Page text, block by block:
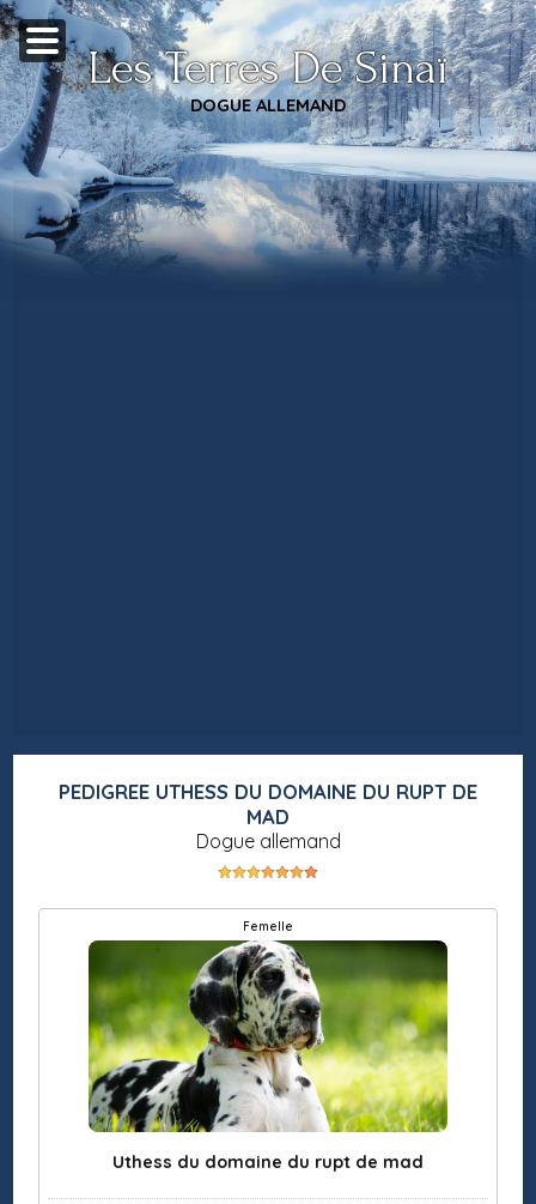
Les Terres De Sinaï
DOGUE ALLEMAND
PEDIGREE UTHESS DU DOMAINE DU RUPT DE
MAD
Dogue allemand
femelle
Uthess du domaine du rupt de mad